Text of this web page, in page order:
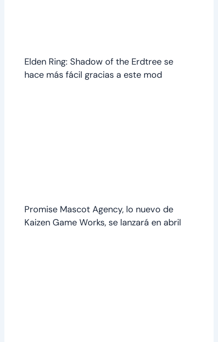
Elden Ring: Shadow of the Erdtree se
hace más fácil gracias a este mod
Promise Mascot Agency, lo nuevo de
Kaizen Game Works, se lanzará en abril